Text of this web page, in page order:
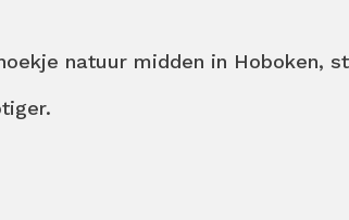
natuur midden in Hoboken,